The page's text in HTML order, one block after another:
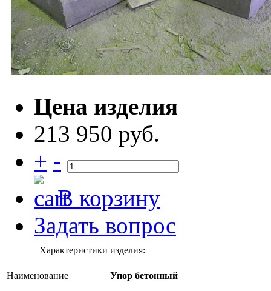
Цена изделия
213 950 руб.
+ -
В корзину
Задать вопрос
Характеристики изделия:
Наименование Упор бетонный